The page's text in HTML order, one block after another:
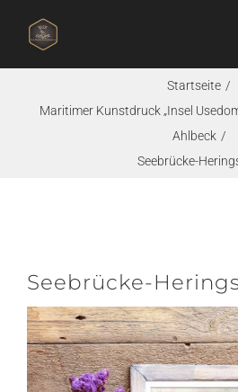
Inhalt
springen
Startseite
Maritimer Kunstdruck „Insel
Ahlbeck
Seebrücke-
Seebrücke-